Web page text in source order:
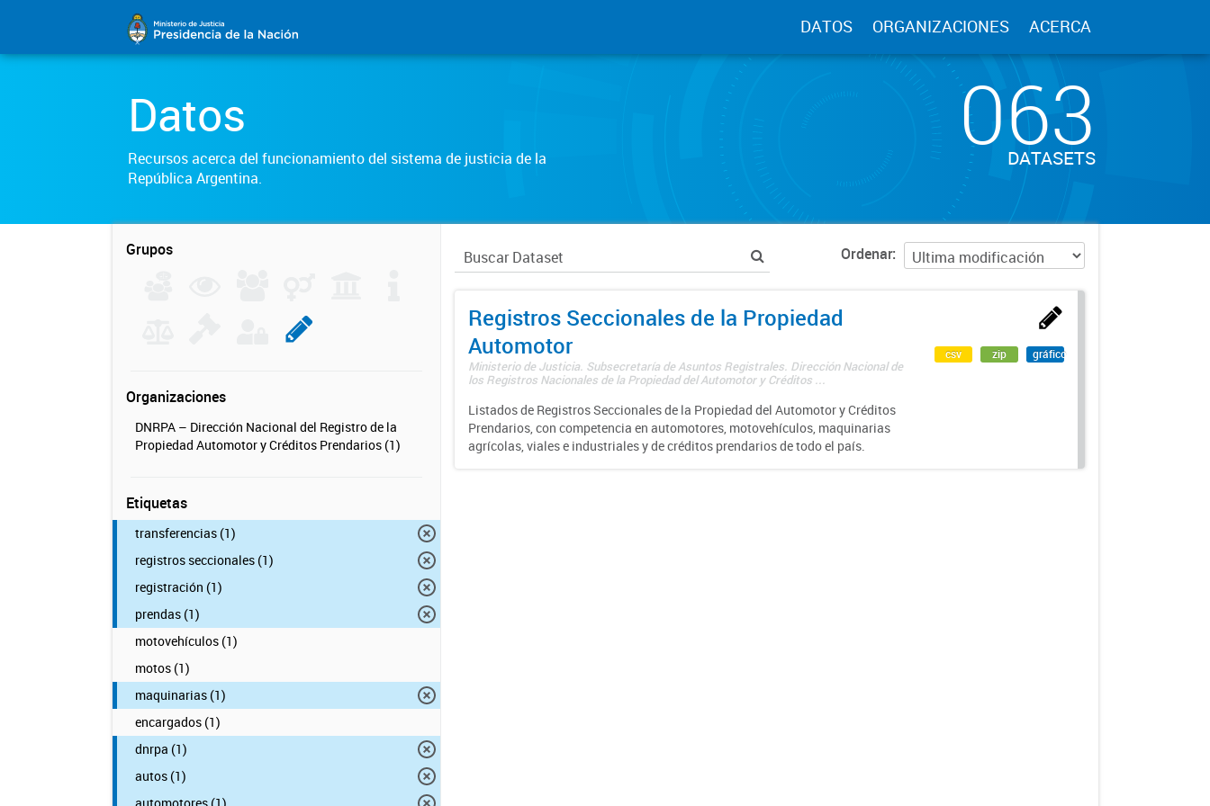
DATOS ORGANIZACIONES ACERCA
Datos
Recursos acerca del funcionamiento del sistema de justicia de la
República Argentina.
063
DATASETS
Grupos
Organizaciones
DNRPA – Dirección Nacional del Registro de la
Propiedad Automotor y Créditos Prendarios (1)
Etiquetas
transferencias (1)
registros seccionales (1)
registración (1)
prendas (1)
motovehículos (1)
motos (1)
maquinarias (1)
encargados (1)
dnrpa (1)
autos (1)
Ordenar
Registros Seccionales de la Propiedad
Automotor
Ministerio de Justicia. Subsecretaría de Asuntos Registrales. Dirección Nacional de
los Registros Nacionales de la Propiedad del Automotor y Créditos ...
Listados de Registros Seccionales de la Propiedad del Automotor y Créditos
Prendarios, con competencia en automotores, motovehículos, maquinarias
agrícolas, viales e industriales y de créditos prendarios de todo el país.
csv zip gráfico